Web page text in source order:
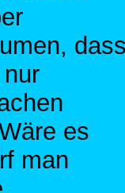
es
man